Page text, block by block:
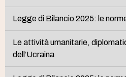
Legge di Bilancio 2025: le
Le attività umanitarie,
dell’Ucraina